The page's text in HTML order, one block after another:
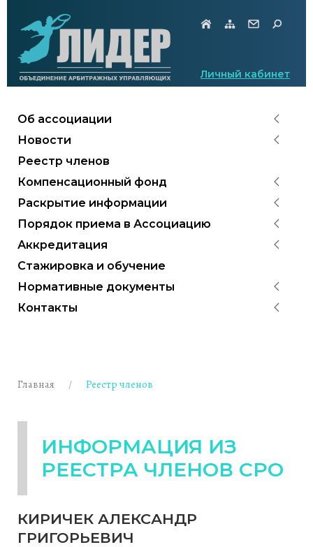
Личный кабинет
Об ассоциации
Новости
Реестр членов
Компенсационный фонд
Раскрытие информации
Порядок приема в Ассоциацию
Аккредитация
Стажировка и обучение
Нормативные документы
Контакты
Главная Реестр членов
ИНФОРМАЦИЯ ИЗ
РЕЕСТРА ЧЛЕНОВ СРО
КИРИЧЕК АЛЕКСАНДР
ГРИГОРЬЕВИЧ